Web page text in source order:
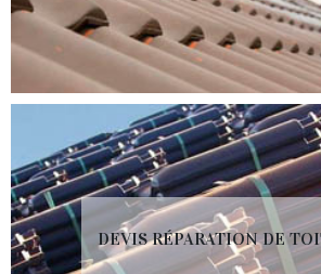
DEVIS RÉPARATION DE